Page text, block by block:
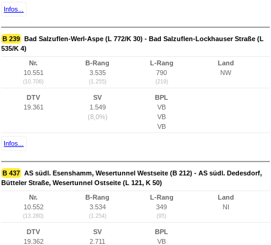
Infos...
B 239 Bad Salzuflen-Werl-Aspe (L 772/K 30) - Bad Salzuflen-Lockhauser Straße (L
535/K 4)
Nr.
10.551
(10.706)
B-Rang
3.535
(1.255)
L-Rang
790
(219)
Land
NW
DTV
19.361
SV
1.549
(8,0%)
BPL
VB
VB
VB
Infos...
B 437 AS südl. Esenshamm, Wesertunnel Westseite (B 212) - AS südl. Dedesdorf,
Bütteler Straße, Wesertunnel Ostseite (L 121, K 50)
Nr.
10.552
(13.280)
B-Rang
3.534
(1.254)
L-Rang
349
(95)
Land
NI
DTV
19.362
SV
2.711
BPL
VB